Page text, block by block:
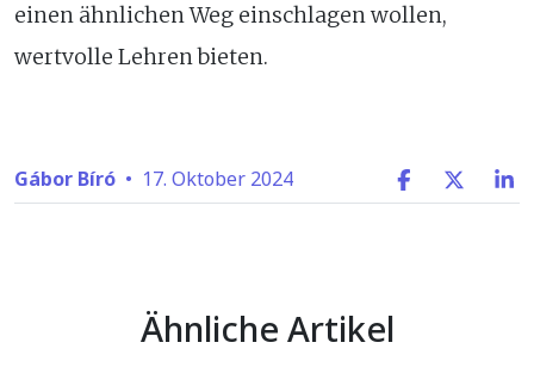
einen ähnlichen Weg einschlagen wollen,
wertvolle Lehren bieten.
Gábor Bíró • 17. Oktober 2024
Ähnliche Artikel